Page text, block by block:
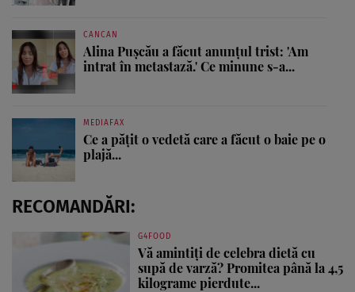
CANCAN
Alina Pușcău a făcut anunțul trist: 'Am
intrat în metastază.' Ce minune s-a...
MEDIAFAX
Ce a pățit o vedetă care a făcut o baie pe o
plajă...
RECOMANDĂRI:
G4FOOD
Vă amintiți de celebra dietă cu
supă de varză? Promitea până la 4,5
kilograme pierdute...